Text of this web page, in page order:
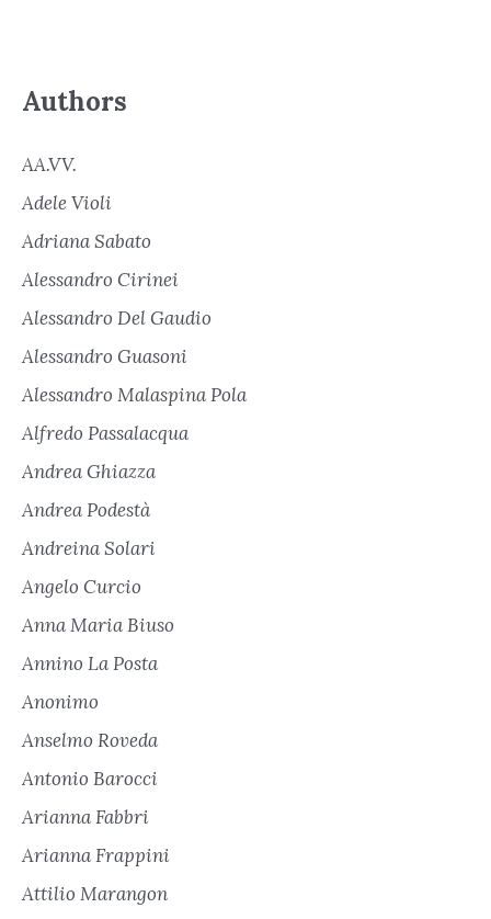
Authors
AA.VV.
Adele Violi
Adriana Sabato
Alessandro Cirinei
Alessandro Del Gaudio
Alessandro Guasoni
Alessandro Malaspina Pola
Alfredo Passalacqua
Andrea Ghiazza
Andrea Podestà
Andreina Solari
Angelo Curcio
Anna Maria Biuso
Annino La Posta
Anonimo
Anselmo Roveda
Antonio Barocci
Arianna Fabbri
Arianna Frappini
Attilio Marangon